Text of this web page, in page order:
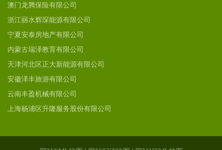
澳门龙腾保险有限公司
浙江丽水辉琛能源有限公司
宁夏安泰房地产有限公司
内蒙古瑞泽教育有限公司
天津河北区正大新能源有限公司
安徽泽丰旅游有限公司
云南丰盈机械有限公司
上海杨浦区升隆服务股份有限公司